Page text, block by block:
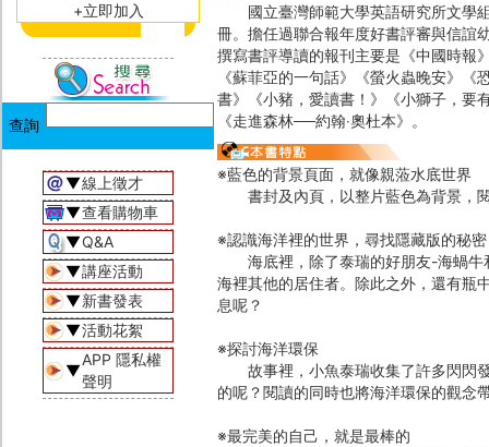
+立即加入
▼線上徵才
▼查看購物車
▼Q&A
▼講座活動
▼新書發表
▼活動花絮
▼
APP 隱私權
聲明
國立臺灣師範大學英語研究所文學組
冊。擔任過聯合報年度好書評審與信誼
撰寫書評導讀的報刊主要是《中國時報
《蘇菲亞的一句話》《螢火蟲晚安》
書》《小豬，愛讀書！》《小獅子，要
《走進森林──約翰‧奧杜本》。
※藍色的背景頁面，就像親蒞水底世界
書封及內頁，以整片藍色為背景，閱
※認識海洋裡的世界，尋找隱藏版的秘密
海底裡，除了泰瑞的好朋友-海蝸牛
海裡其他的居住者。除此之外，還有瓶
息呢？
※探討海洋環保
故事裡，小魚泰瑞收集了許多閃閃發
的呢？閱讀的同時也將海洋環保的觀念
※最完美的自己，就是最棒的